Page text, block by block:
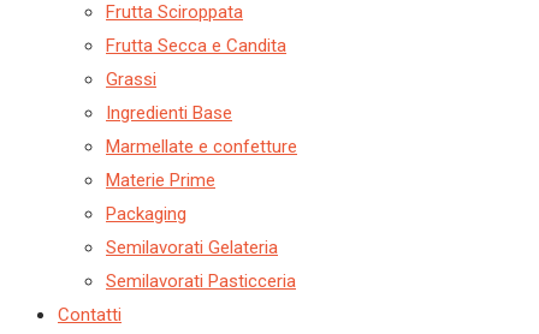
Frutta Sciroppata
Frutta Secca e Candita
Grassi
Ingredienti Base
Marmellate e confetture
Materie Prime
Packaging
Semilavorati Gelateria
Semilavorati Pasticceria
Contatti